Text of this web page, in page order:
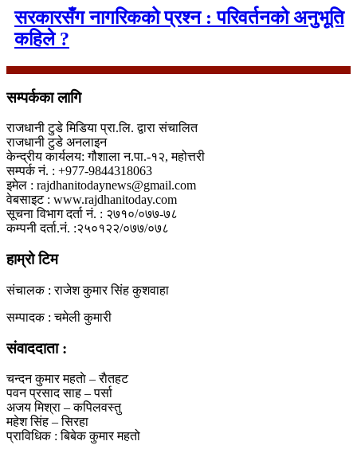
सरकारसँग नागरिकको प्रश्न : परिवर्तनको अनुभूति
कहिले ?
सम्पर्कका लागि
राजधानी टुडे मिडिया प्रा.लि. द्वारा संचालित
राजधानी टुडे अनलाइन
केन्द्रीय कार्यलय: गौशाला न.पा.-१२, महोत्तरी
सम्पर्क नं. : +977-9844318063
इमेल : rajdhanitodaynews@gmail.com
वेबसाइट : www.rajdhanitoday.com
सूचना विभाग दर्ता नं. : २७१०/०७७-७८
कम्पनी दर्ता.नं. :२५०१२२/०७७/०७८
हाम्रो टिम
संचालक : राजेश कुमार सिंह कुशवाहा
सम्पादक : चमेली कुमारी
संवाददाता :
चन्दन कुमार महताे – राैतहट
पवन प्रसाद साह – पर्सा
अजय मिश्रा – कपिलवस्तु
महेश सिंह – सिरहा
प्राविधिक : बिबेक कुमार महतो